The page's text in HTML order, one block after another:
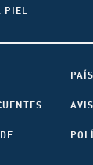
PIEL